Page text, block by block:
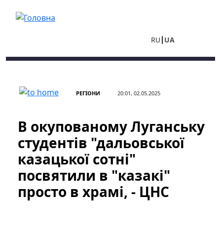
RU UA
РЕГІОНИ 20:01, 02.05.2025
В окупованому Луганську
студентів "дальовської
казацької сотні"
посвятили в "казакі"
просто в храмі, - ЦНС